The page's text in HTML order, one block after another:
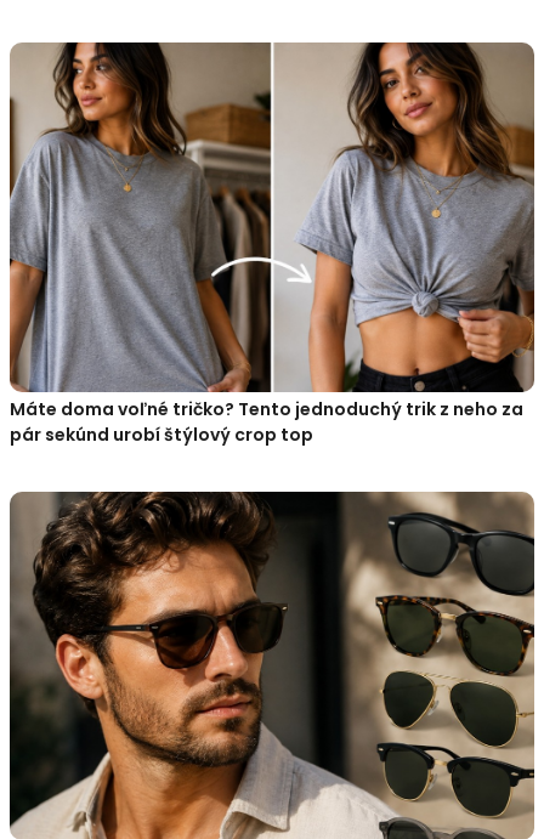
Máte doma voľné tričko? Tento jednoduchý trik z neho za
pár sekúnd urobí štýlový crop top